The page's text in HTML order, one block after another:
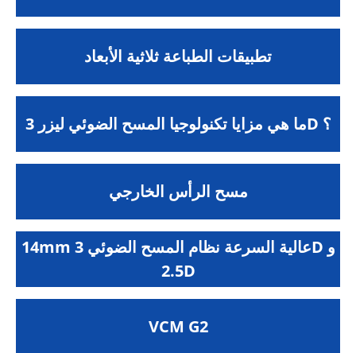
تطبيقات الطباعة ثلاثية الأبعاد
ما هي مزايا تكنولوجيا المسح الضوئي ليزر 3D ؟
مسح الرأس الخارجي
14mm عالية السرعة نظام المسح الضوئي 3D و
2.5D
VCM G2